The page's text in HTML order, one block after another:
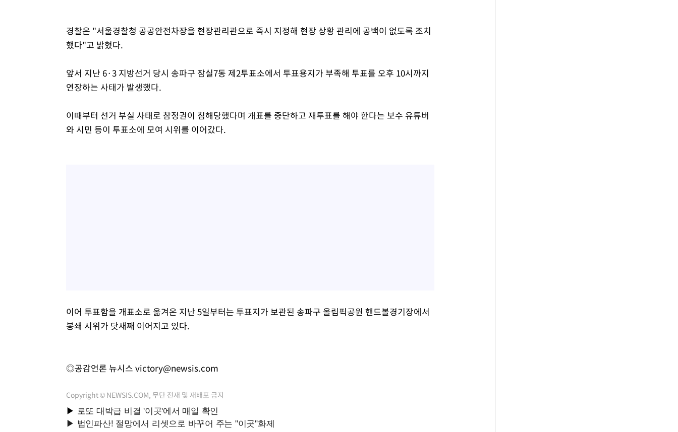
경찰은 "서울경찰청 공공안전차장을 현장관리관으로 즉시 지정해 현장 상황 관리에 공백이 없도록 조치
했다"고 밝혔다.
앞서 지난 6·3 지방선거 당시 송파구 잠실7동 제2투표소에서 투표용지가 부족해 투표를 오후 10시까지
연장하는 사태가 발생했다.
이때부터 선거 부실 사태로 참정권이 침해당했다며 개표를 중단하고 재투표를 해야 한다는 보수 유튜버
와 시민 등이 투표소에 모여 시위를 이어갔다.
이어 투표함을 개표소로 옮겨온 지난 5일부터는 투표지가 보관된 송파구 올림픽공원 핸드볼경기장에서
봉쇄 시위가 닷새째 이어지고 있다.
◎공감언론 뉴시스 victory@newsis.com
Copyright © NEWSIS.COM, 무단 전재 및 재배포 금지